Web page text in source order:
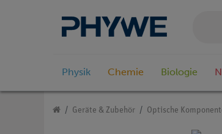
Physik Chemie Biologie
Geräte & Zubehör Optische